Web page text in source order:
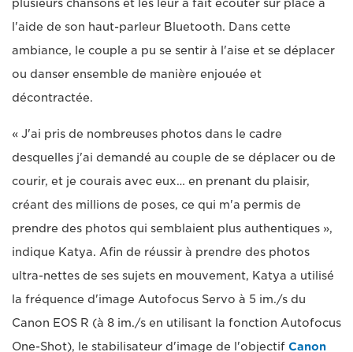
plusieurs chansons et les leur a fait écouter sur place à
l'aide de son haut-parleur Bluetooth. Dans cette
ambiance, le couple a pu se sentir à l'aise et se déplacer
ou danser ensemble de manière enjouée et
décontractée.
« J'ai pris de nombreuses photos dans le cadre
desquelles j'ai demandé au couple de se déplacer ou de
courir, et je courais avec eux… en prenant du plaisir,
créant des millions de poses, ce qui m'a permis de
prendre des photos qui semblaient plus authentiques »,
indique Katya. Afin de réussir à prendre des photos
ultra-nettes de ses sujets en mouvement, Katya a utilisé
la fréquence d'image Autofocus Servo à 5 im./s du
Canon EOS R (à 8 im./s en utilisant la fonction Autofocus
One-Shot), le stabilisateur d'image de l'objectif Canon